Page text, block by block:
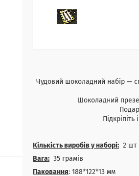
Чудовий шоколадний набір —
Шоколадний
Кількість виробів у наборі: 2 шт
Вага: 35 грамів
Паковання: 188*122*13 мм